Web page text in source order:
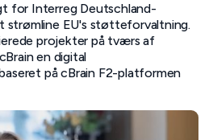
for Interreg Deutschland-
strømline EU's støtteforvaltning.
projekter på tværs af
en digital
på cBrain F2-platformen